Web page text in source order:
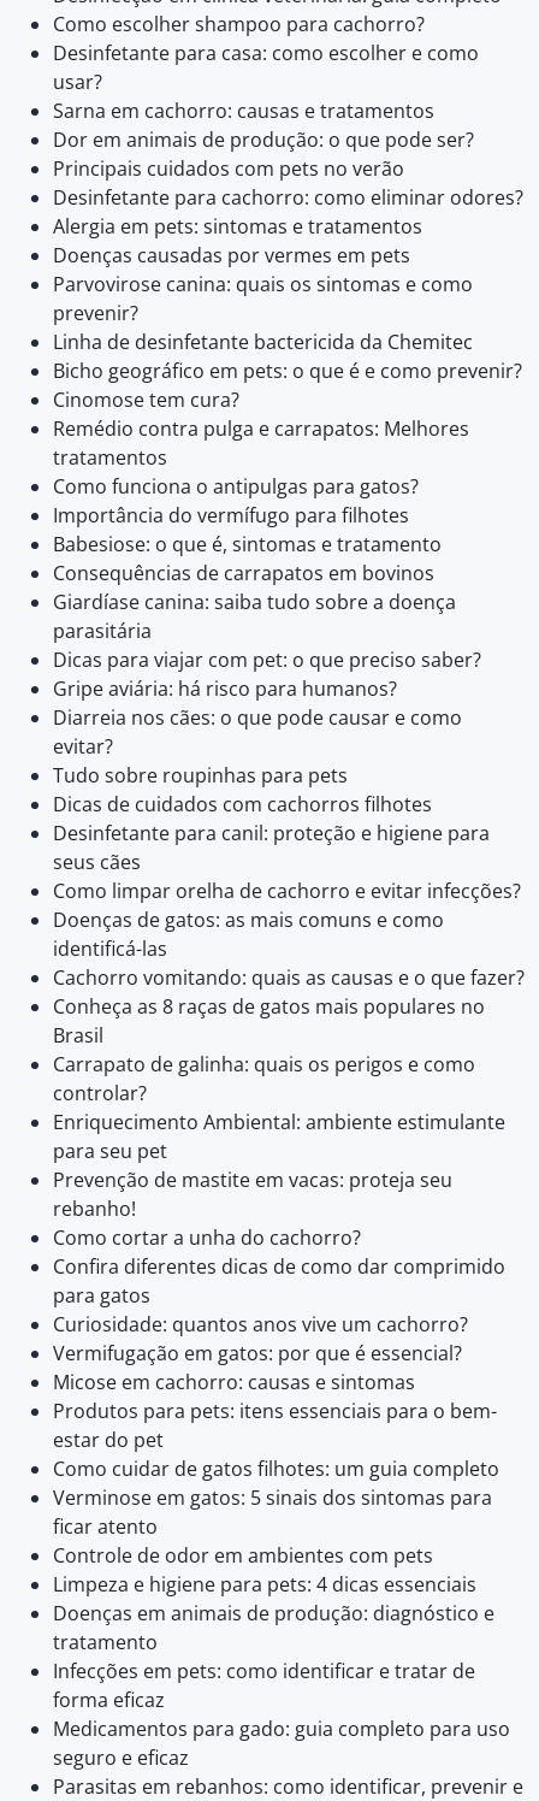
Como escolher shampoo para cachorro?
Desinfetante para casa: como escolher e como
usar?
Sarna em cachorro: causas e tratamentos
Dor em animais de produção: o que pode ser?
Principais cuidados com pets no verão
Desinfetante para cachorro: como eliminar odores?
Alergia em pets: sintomas e tratamentos
Doenças causadas por vermes em pets
Parvovirose canina: quais os sintomas e como
prevenir?
Linha de desinfetante bactericida da Chemitec
Bicho geográfico em pets: o que é e como prevenir?
Cinomose tem cura?
Remédio contra pulga e carrapatos: Melhores
tratamentos
Como funciona o antipulgas para gatos?
Importância do vermífugo para filhotes
Babesiose: o que é, sintomas e tratamento
Consequências de carrapatos em bovinos
Giardíase canina: saiba tudo sobre a doença
parasitária
Dicas para viajar com pet: o que preciso saber?
Gripe aviária: há risco para humanos?
Diarreia nos cães: o que pode causar e como
evitar?
Tudo sobre roupinhas para pets
Dicas de cuidados com cachorros filhotes
Desinfetante para canil: proteção e higiene para
seus cães
Como limpar orelha de cachorro e evitar infecções?
Doenças de gatos: as mais comuns e como
identificá-las
Cachorro vomitando: quais as causas e o que fazer?
Conheça as 8 raças de gatos mais populares no
Brasil
Carrapato de galinha: quais os perigos e como
controlar?
Enriquecimento Ambiental: ambiente estimulante
para seu pet
Prevenção de mastite em vacas: proteja seu
rebanho!
Como cortar a unha do cachorro?
Confira diferentes dicas de como dar comprimido
para gatos
Curiosidade: quantos anos vive um cachorro?
Vermifugação em gatos: por que é essencial?
Micose em cachorro: causas e sintomas
Produtos para pets: itens essenciais para o bem-
estar do pet
Como cuidar de gatos filhotes: um guia completo
Verminose em gatos: 5 sinais dos sintomas para
ficar atento
Controle de odor em ambientes com pets
Limpeza e higiene para pets: 4 dicas essenciais
Doenças em animais de produção: diagnóstico e
tratamento
Infecções em pets: como identificar e tratar de
forma eficaz
Medicamentos para gado: guia completo para uso
seguro e eficaz
Parasitas em rebanhos: como identificar, prevenir e